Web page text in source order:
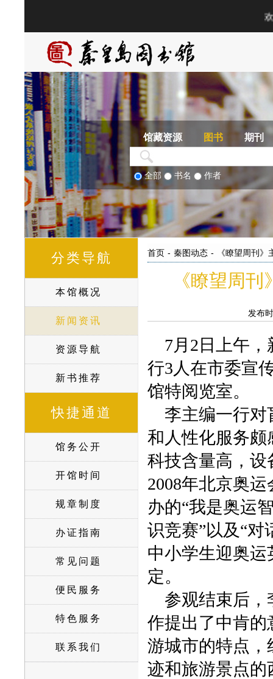
馆藏资源 图书 期刊
全部 书名 作者
分类导航
本馆概况
新闻资讯
资源导航
新书推荐
快捷通道
馆务公开
开馆时间
规章制度
办证指南
常见问题
便民服务
特色服务
联系我们
首页 - 秦图动态 - 《瞭望周刊
《瞭望周
发布
7月2日上午，
行3人在市委宣
馆特阅览室。
李主编一行对
和人性化服务
科技含量高，
2008年北京奥
办的“我是奥运
识竞赛”以及“
中小学生迎奥运
定。
参观结束后，
作提出了中肯
游城市的特点
迹和旅游景点